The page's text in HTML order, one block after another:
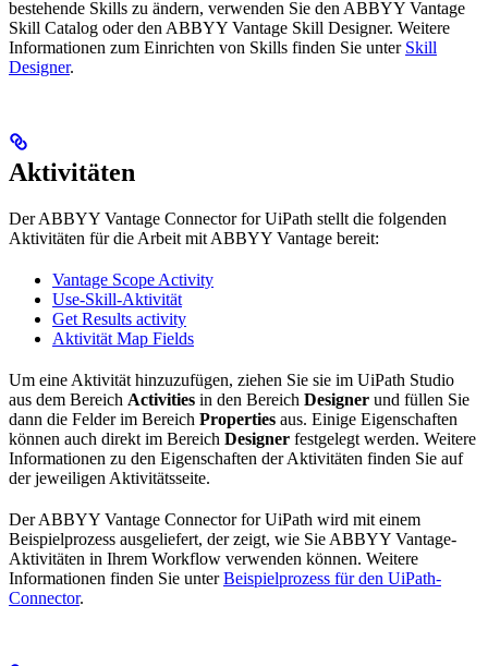
bestehende Skills zu ändern, verwenden Sie den ABBYY Vantage
Skill Catalog oder den ABBYY Vantage Skill Designer. Weitere
Informationen zum Einrichten von Skills finden Sie unter Skill
Designer.
Aktivitäten
Der ABBYY Vantage Connector for UiPath stellt die folgenden
Aktivitäten für die Arbeit mit ABBYY Vantage bereit:
Vantage Scope Activity
Use-Skill-Aktivität
Get Results activity
Aktivität Map Fields
Um eine Aktivität hinzuzufügen, ziehen Sie sie im UiPath Studio
aus dem Bereich Activities in den Bereich Designer und füllen Sie
dann die Felder im Bereich Properties aus. Einige Eigenschaften
können auch direkt im Bereich Designer festgelegt werden. Weitere
Informationen zu den Eigenschaften der Aktivitäten finden Sie auf
der jeweiligen Aktivitätsseite.
Der ABBYY Vantage Connector for UiPath wird mit einem
Beispielprozess ausgeliefert, der zeigt, wie Sie ABBYY Vantage-
Aktivitäten in Ihrem Workflow verwenden können. Weitere
Informationen finden Sie unterBeispielprozess für den UiPath-
Connector.